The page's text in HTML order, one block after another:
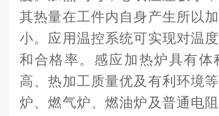
其热量在工件内自身产生所以
小。应用温控系统可实现对温
和合格率。感应加热炉具有体
高、热加工质量优及有利环境
炉、燃气炉、燃油炉及普通电